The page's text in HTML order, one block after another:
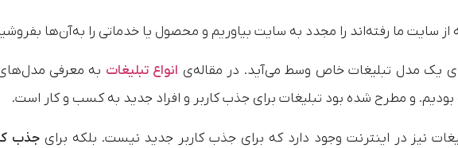
از سایت ما رفته‌اند را مجدد به سایت بیاوریم و محصول یا خدماتی را به‌آن‌ها
یک مدل تبلیغات خاص وسط می‌آید. در مقاله‌ی انواع تبلیغات به معرفی
بودیم. و مطرح شده بود تبلیغات برای جذب کاربر و افراد جدید به کسب و کار است.
نیز در اینترنت وجود دارد که برای جذب کاربر جدید نیست. بلکه برایجذب